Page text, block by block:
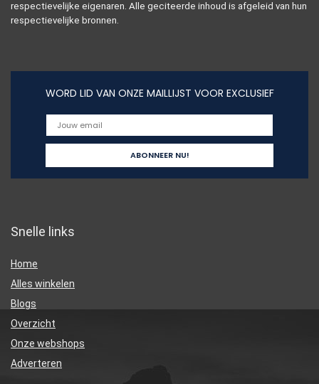
respectievelijke eigenaren. Alle geciteerde inhoud is afgeleid van hun
respectievelijke bronnen.
WORD LID VAN ONZE MAILLIJST VOOR EXCLUSIEF
Snelle links
Home
Alles winkelen
Blogs
Overzicht
Onze webshops
Adverteren